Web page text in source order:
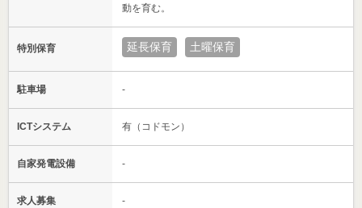
動を育む。
特別保育 延長保育 土曜保育
駐車場 -
ICTシステム 有（コドモン）
自家発電設備 -
求人募集 -